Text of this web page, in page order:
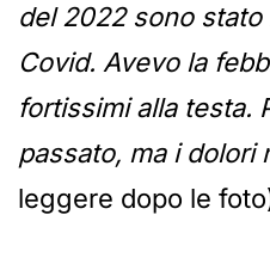
del 2022 sono
Covid. Avevo la
fortissimi alla testa.
passato, ma i dolori
leggere dopo le